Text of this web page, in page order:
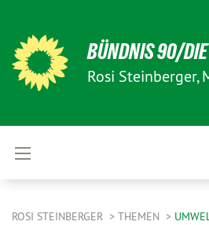
BÜNDNIS 90/
Rosi Steinberger,
ROSI STEINBERGER THEMEN